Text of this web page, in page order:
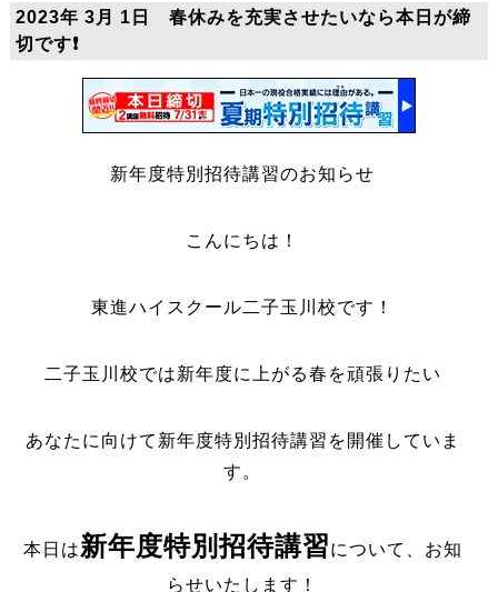
2023年 3月 1日 春休みを充実させたいなら本日が締
切です❗️
新年度特別招待講習のお知らせ
こんにちは！
東進ハイスクール二子玉川校です！
二子玉川校では新年度に上がる春を頑張りたい
あなたに向けて新年度特別招待講習を開催していま
す。
本日は新年度特別招待講習について、お知
らせいたします！